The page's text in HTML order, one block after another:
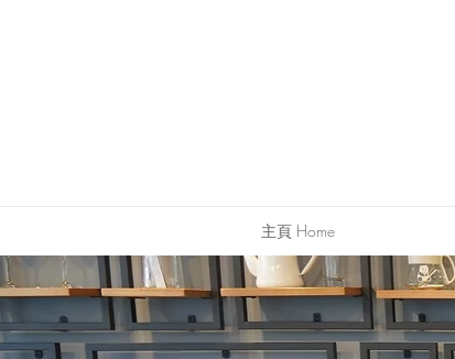
主頁 Home